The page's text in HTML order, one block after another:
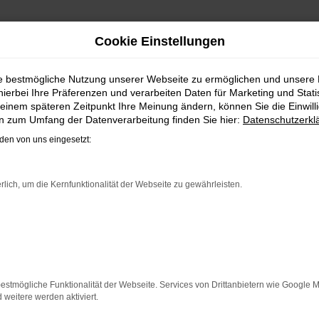
|
FÜR MÜNSTER
bleiben. Unser Vorschlag ist ein VW ID.4, denn dieses
Münster ist perfekt verarbeitet und auf Langlebigkeit
als auch einen Jahreswagen erwerben.
einen außergewöhnlichen Service. Das beginnt bei
paar Tipps, die dir helfen können:
Cookie Einstellungen
bestmögliche Nutzung unserer Webseite zu ermöglichen und unsere
Ihre Präferenzen und verarbeiten Daten für Marketing und
späteren Zeitpunkt Ihre Meinung ändern, können Sie die
zum Umfang der Datenverarbeitung finden Sie hier:
von uns eingesetzt:
um die Kernfunktionalität der Webseite zu gewährleisten.
Funktionalität der Webseite. Services von Drittanbietern wie Google
weitere werden aktiviert.